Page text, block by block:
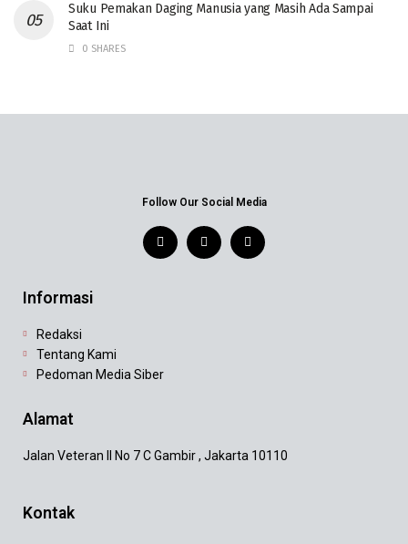
‎Suku Pemakan Daging Manusia yang Masih Ada Sampai
Saat Ini
0 SHARES
Follow Our Social Media
Informasi
Redaksi
Tentang Kami
Pedoman Media Siber
Alamat
Jalan Veteran II No 7 C Gambir , Jakarta 10110
Kontak